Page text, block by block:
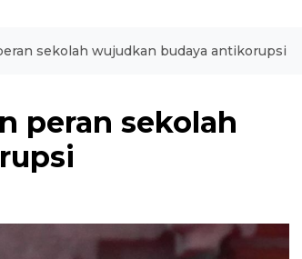
sekolah wujudkan budaya antikorupsi
peran sekolah